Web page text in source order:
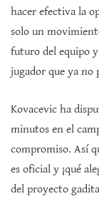
hacer efectiva la
solo un
futuro del equipo
jugador que ya no
Kovacevic ha
minutos en el
compromiso. Así
es oficial y ¡qué
del proyecto